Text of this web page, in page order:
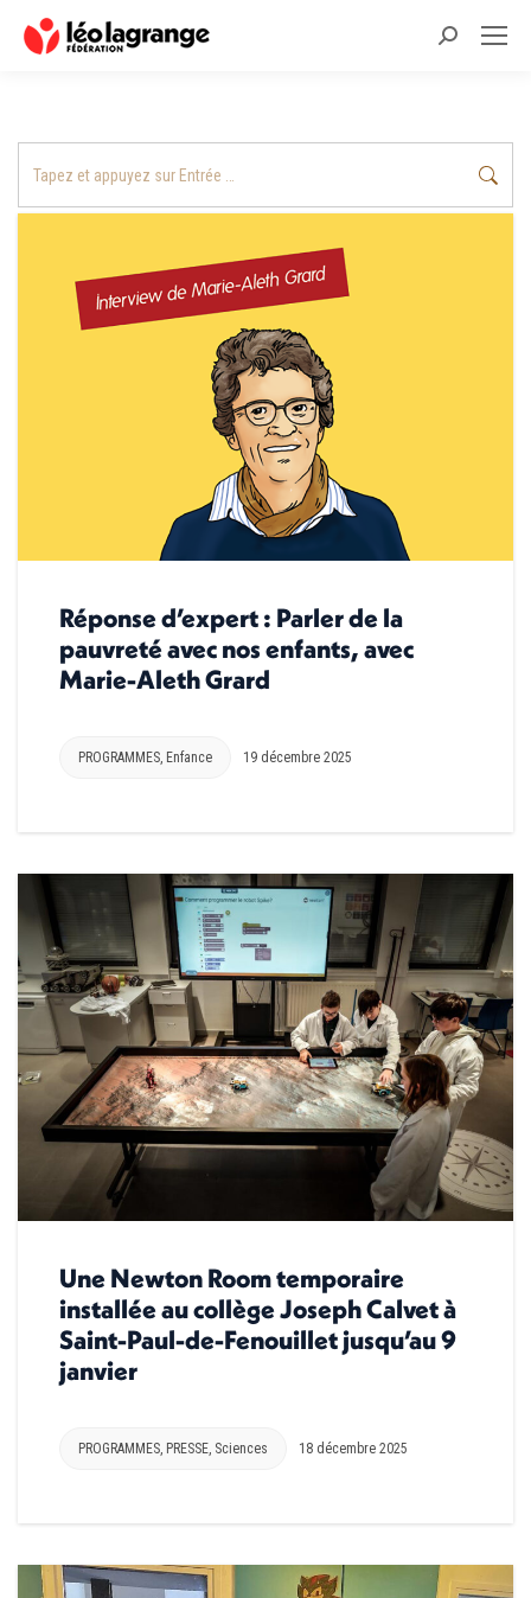
Recherche
Réponse d’expert : Parler de la
pauvreté avec nos enfants, avec
Marie-Aleth Grard
PROGRAMMES, Enfance 19 décembre 2025
Une Newton Room temporaire
installée au collège Joseph Calvet à
Saint-Paul-de-Fenouillet jusqu’au 9
janvier
PROGRAMMES PRESSE Sciences 18 décembre 2025